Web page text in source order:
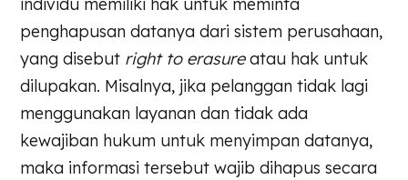
individu memiliki hak untuk meminta
penghapusan datanya dari sistem perusahaan,
yang disebut right to erasureatau hak untuk
dilupakan. Misalnya, jika pelanggan tidak lagi
menggunakan layanan dan tidak ada
kewajiban hukum untuk menyimpan datanya,
maka informasi tersebut wajib dihapus secara